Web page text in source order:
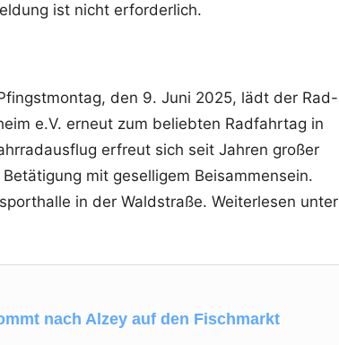
ist nicht erforderlich.
den 9. Juni 2025, lädt der Rad-
e.V. erneut zum beliebten Radfahrtag in
erfreut sich seit Jahren großer
mit geselligem Beisammensein.
in der Waldstraße. Weiterlesen unter
nach Alzey auf den Fischmarkt